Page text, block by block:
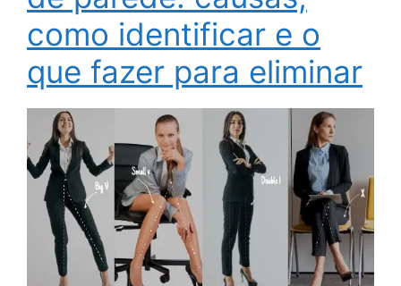
como identificar e o
que fazer para eliminar